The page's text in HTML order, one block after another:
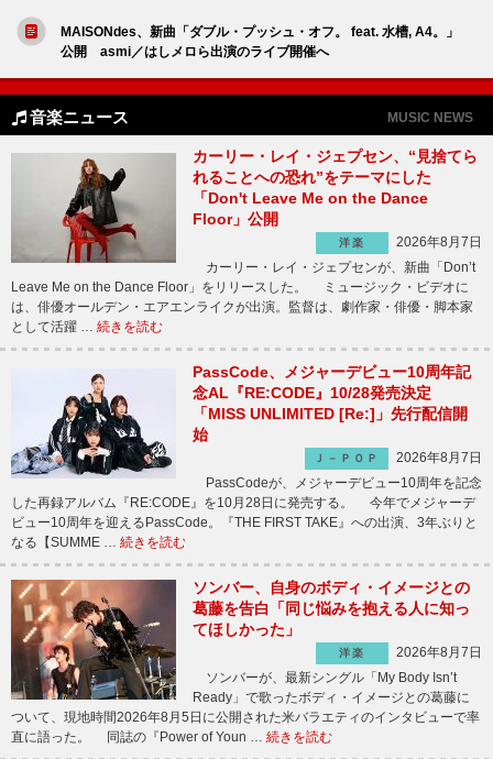
MAISONdes、新曲「ダブル・プッシュ・オフ。 feat. 水槽, A4。」
公開 asmi／はしメロら出演のライブ開催へ
音楽ニュース MUSIC NEWS
カーリー・レイ・ジェプセン、“見捨てら
れることへの恐れ”をテーマにした
「Don't Leave Me on the Dance
Floor」公開
洋楽
2026年8月7日
カーリー・レイ・ジェプセンが、新曲「Don’t
Leave Me on the Dance Floor」をリリースした。 ミュージック・ビデオに
は、俳優オールデン・エアエンライクが出演。監督は、劇作家・俳優・脚本家
として活躍 … 続きを読む
PassCode、メジャーデビュー10周年記
念AL『RE:CODE』10/28発売決定
「MISS UNLIMITED [Re:]」先行配信開
始
Ｊ－ＰＯＰ
2026年8月7日
PassCodeが、メジャーデビュー10周年を記念
した再録アルバム『RE:CODE』を10月28日に発売する。 今年でメジャーデ
ビュー10周年を迎えるPassCode。『THE FIRST TAKE』への出演、3年ぶりと
なる【SUMME … 続きを読む
ソンバー、自身のボディ・イメージとの
葛藤を告白「同じ悩みを抱える人に知っ
てほしかった」
洋楽
2026年8月7日
ソンバーが、最新シングル「My Body Isn’t
Ready」で歌ったボディ・イメージとの葛藤に
ついて、現地時間2026年8月5日に公開された米バラエティのインタビューで率
直に語った。 同誌の『Power of Youn … 続きを読む